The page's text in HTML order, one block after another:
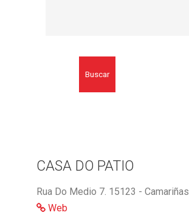
Buscar
CASA DO PATIO
Rua Do Medio 7. 15123 - Camariñas
Web